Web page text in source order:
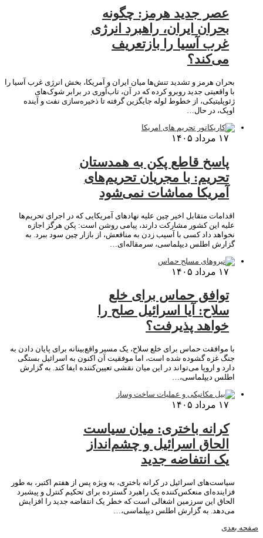
عصر جدید هرمز: چگونه
بحران ایران، راهبرد انرژی
غرب آسیا را بازتعریف
می‌کند؟
بحران هرمز و تشدید تنش‌ها میان ایران و آمریکا، بخش انرژی غرب آسیا را
با واقعیتی جدید روبرو کرده که در آن، تاب‌آوری در برابر شوک‌های
ژئوپلیتیکی، از خطوط لوله جایگزین گرفته تا ذخیره‌سازی نفت و آینده
اوپک، در حال…
۱۷ مرداد ۱۴۰۵
پاسخ قاطع پکن به همدستان
تحریم: با مجریان تحریم‌های
آمریکا مماشات نمی‌شود
اقدامات متقابل اخیر چین علیه نهادهای آمریکایی که در اجرای تحریم‌ها
علیه این کشور مشارکت دارند، پیامی روشن است: پکن هرگز اجازه
نخواهد داد کسی با آسیب زدن به منافعش، از بازار چین سود ببرد. به
گزارش اطلس دیپلماسی، سرمقاله‌ای…
۱۷ مرداد ۱۴۰۵
توافق حماس برای خلع
سلاح: آیا اسرائیل صلح را
خواهد پذیرفت؟
با موافقت حماس برای خلع سلاح، یک مسیر واقع‌بینانه برای پایان دادن به
جنگ غزه گشوده شده است، اما موفقیت آن اکنون به اسرائیل بستگی
دارد و اروپا می‌تواند در این میان نقشی تعیین‌کننده ایفا کند. به گزارش
اطلس دیپلماسی،…
۱۷ مرداد ۱۴۰۵
کرانه باختری: میان سیاست
الحاق اسرائیل و چشم‌انداز
یک انتفاضه جدید
سیاست‌های اسرائیل در کرانه باختری، به ویژه پس از هفتم اکتبر، به طور
فزاینده‌ای منعکس‌کننده یک راهبرد گسترده برای تحکیم کنترل و پیشبرد
الحاق این سرزمین اشغالی است که خطر یک انتفاضه جدید را افزایش
می‌دهد. به گزارش اطلس دیپلماسی،…
صفحه بعدی